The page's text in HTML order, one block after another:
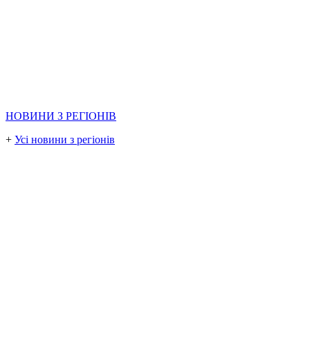
НОВИНИ З РЕГІОНІВ
+ Усі новини з регіонів